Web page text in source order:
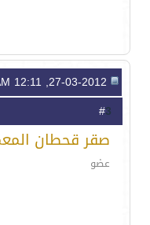
3
صقر قحطان
عضو